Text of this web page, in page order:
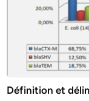
Définition et